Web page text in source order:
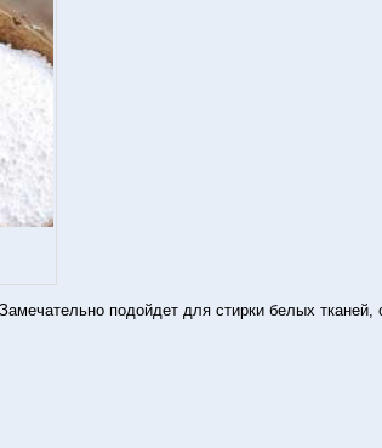
подойдет для стирки белых